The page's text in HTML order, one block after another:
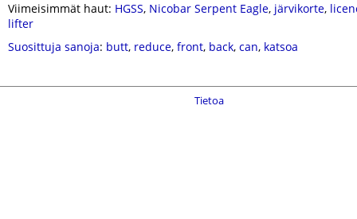
Viimeisimmät haut: HGSS, Nicobar Serpent Eagle, järvikorte,
lifter
Suosittuja sanoja: butt, reduce, front, back, can, katsoa
Tietoa